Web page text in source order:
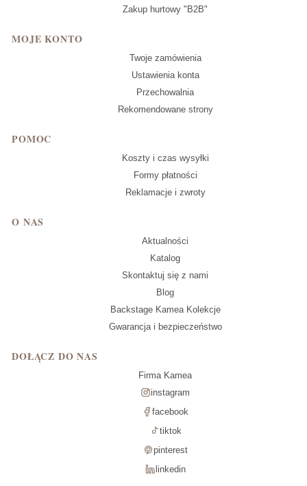
Zakup hurtowy "B2B"
MOJE KONTO
Twoje zamówienia
Ustawienia konta
Przechowalnia
Rekomendowane strony
POMOC
Koszty i czas wysyłki
Formy płatności
Reklamacje i zwroty
O NAS
Aktualności
Katalog
Skontaktuj się z nami
Blog
Backstage Kamea Kolekcje
Gwarancja i bezpieczeństwo
DOŁĄCZ DO NAS
Firma Kamea
instagram
facebook
tiktok
pinterest
linkedin